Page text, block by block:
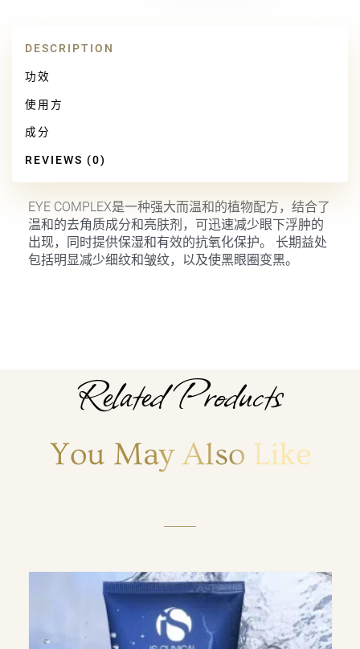
乳
DESCRIPTION
功效
使用方
成分
REVIEWS (0)
EYE COMPLEX是一种强大而温和的植物配方，结合了
温和的去角质成分和亮肤剂，可迅速减少眼下浮肿的
出现，同时提供保湿和有效的抗氧化保护。 长期益处
包括明显减少细纹和皱纹，以及使黑眼圈变黑。
Related Products
You May Also Like